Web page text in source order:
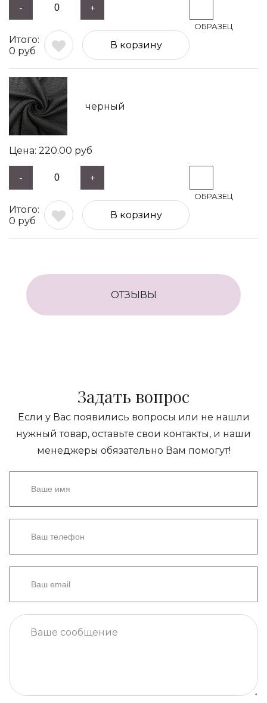
- +
0 руб
В корзину
черный
220.00 руб
- +
0 руб
В корзину
ОТЗЫВЫ
Задать вопрос
Если у Вас появились вопросы или не нашли
нужный товар, оставьте свои контакты, и наши
менеджеры обязательно Вам помогут!